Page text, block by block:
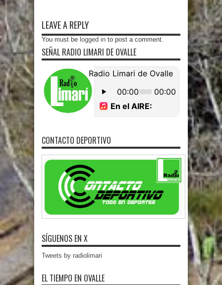
LEAVE A REPLY
You must be logged in to post a comment.
SEÑAL RADIO LIMARI DE OVALLE
CONTACTO DEPORTIVO
SÍGUENOS EN X
Tweets by radiolimari
EL TIEMPO EN OVALLE